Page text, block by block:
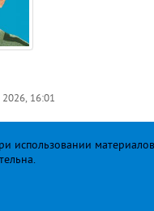
2026, 16:01
использовании материалов